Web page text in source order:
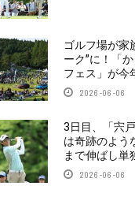
ゴルフ場が家
ーク”に！「
フェス」が今
2026-06-06
3日目、「宍
は奇跡のよう
まで伸ばし単
2026-06-06